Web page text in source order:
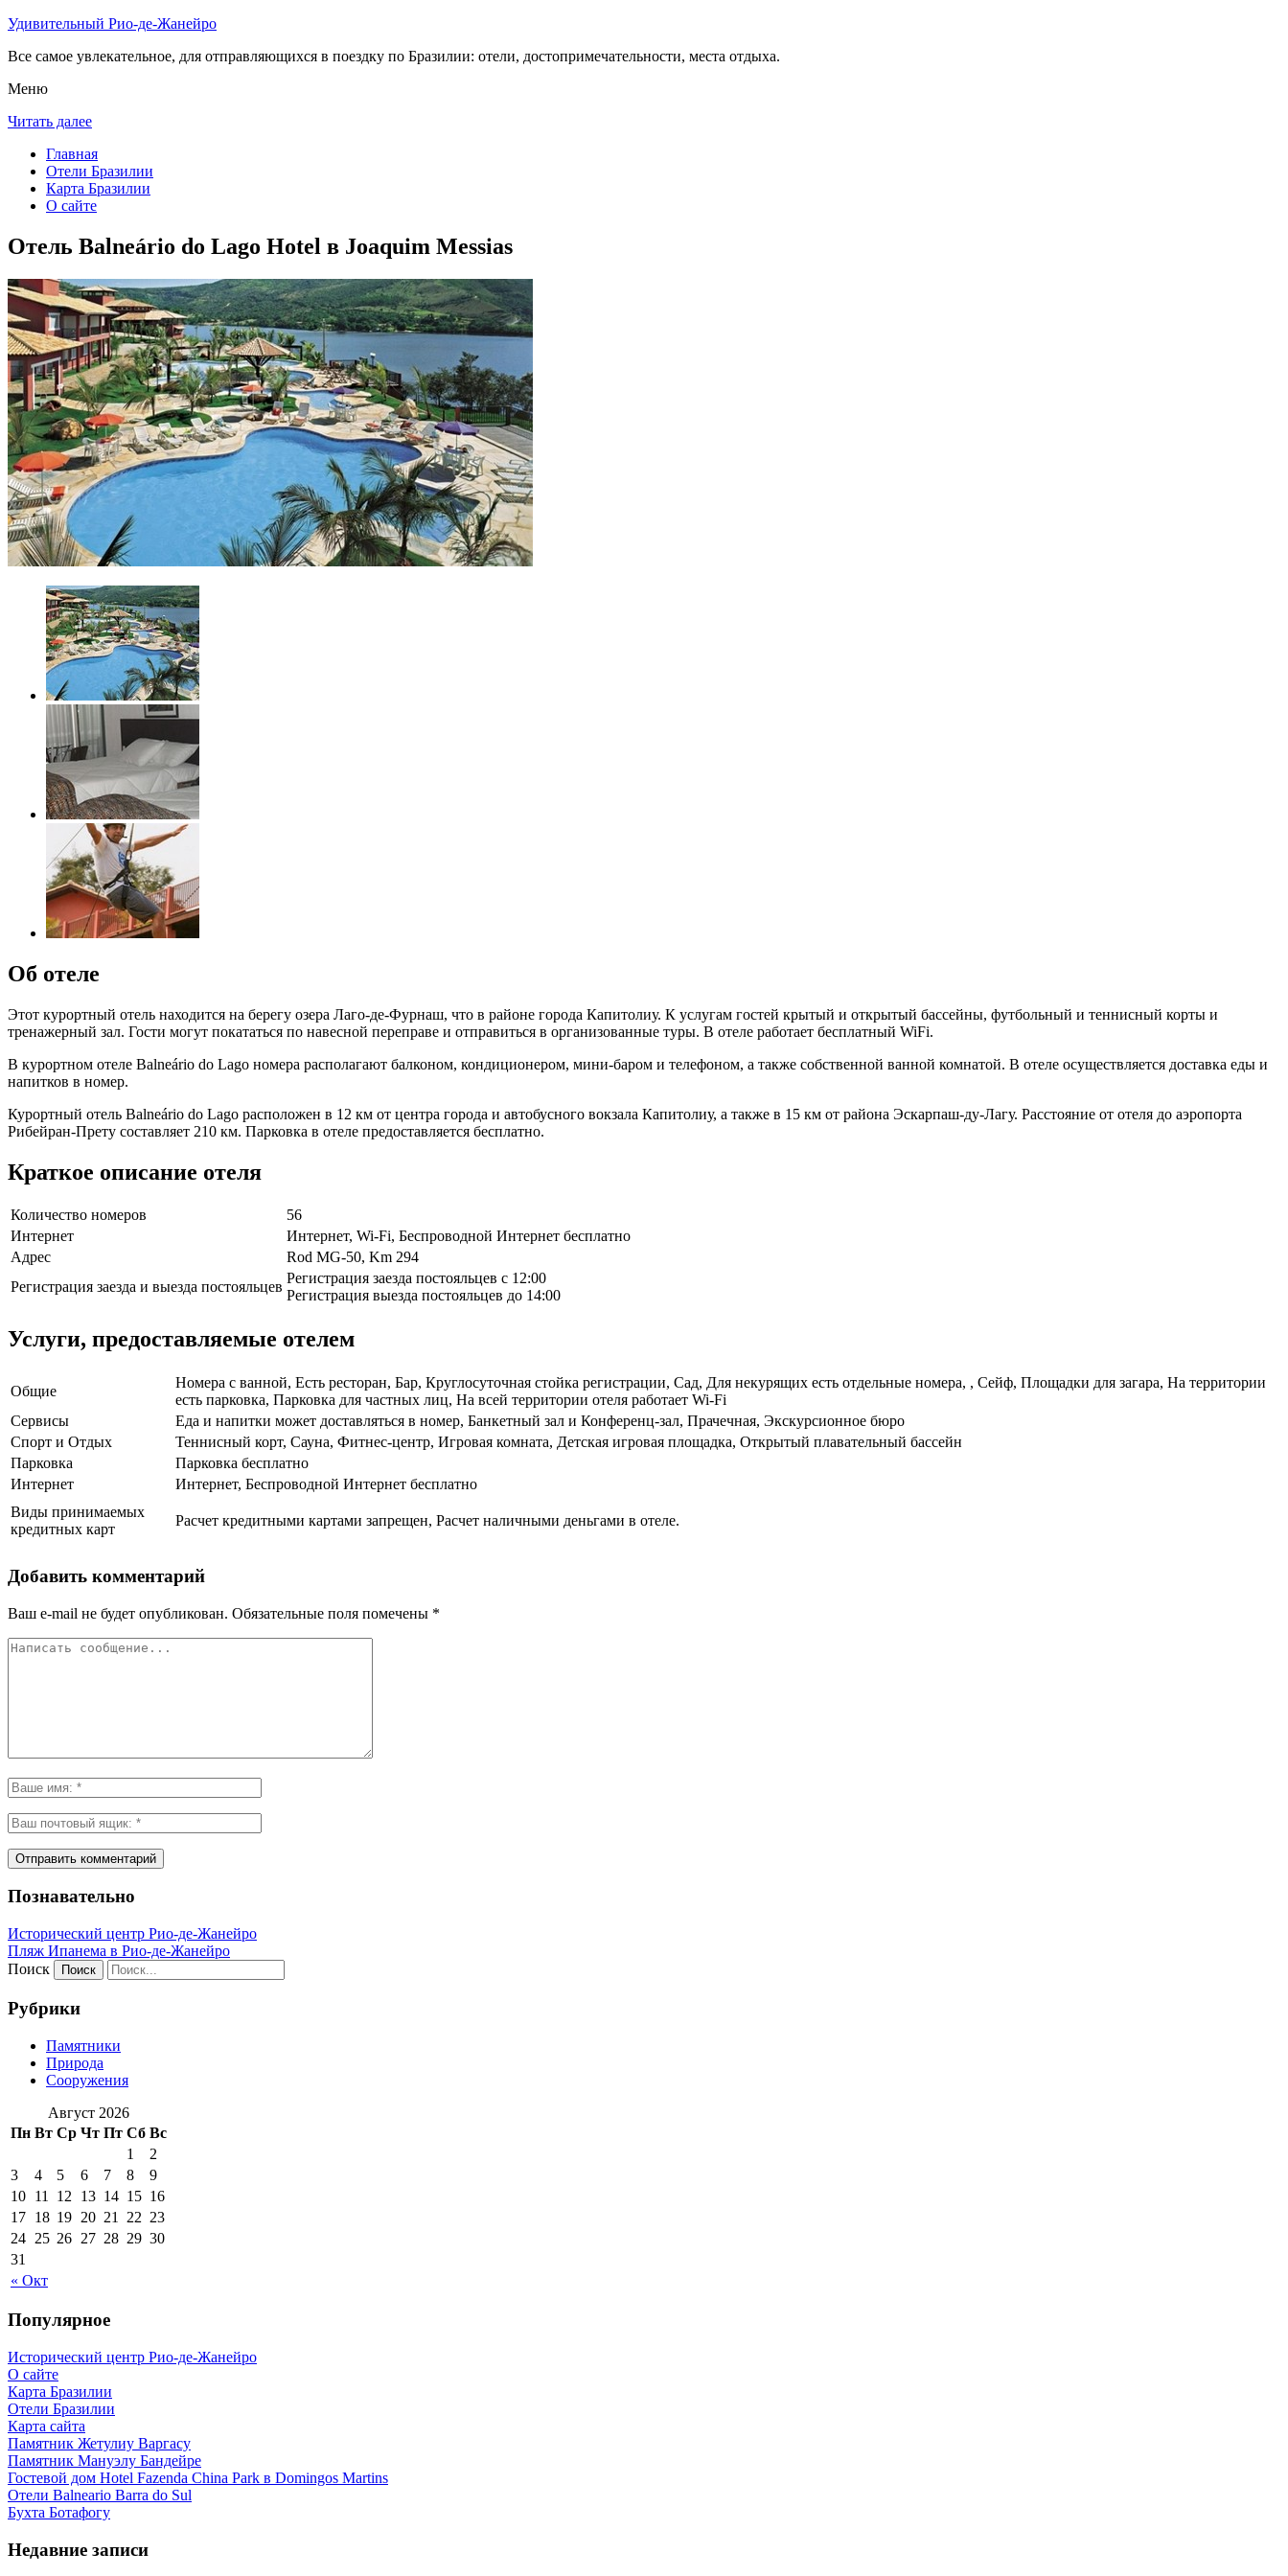
Удивительный Рио-де-Жанейро
Все самое увлекательное, для отправляющихся в поездку по Бразилии: отели, достопримечательности, места отдыха.
Меню
Читать далее
Главная
Отели Бразилии
Карта Бразилии
О сайте
Отель Balneário do Lago Hotel в Joaquim Messias
Об отеле
Этот курортный отель находится на берегу озера Лаго-де-Фурнаш, что в районе города Капитолиу. К услугам гостей крытый и открытый бассейны, футбольный и теннисный корты и
тренажерный зал. Гости могут покататься по навесной переправе и отправиться в организованные туры. В отеле работает бесплатный WiFi.
В курортном отеле Balneário do Lago номера располагают балконом, кондиционером, мини-баром и телефоном, а также собственной ванной комнатой. В отеле осуществляется доставка еды и
напитков в номер.
Курортный отель Balneário do Lago расположен в 12 км от центра города и автобусного вокзала Капитолиу, а также в 15 км от района Эскарпаш-ду-Лагу. Расстояние от отеля до аэропорта
Рибейран-Прету составляет 210 км. Парковка в отеле предоставляется бесплатно.
Краткое описание отеля
Количество номеров
56
Интернет
Интернет, Wi-Fi, Беспроводной Интернет бесплатно
Адрес
Rod MG-50, Km 294
Регистрация заезда и выезда постояльцев
Регистрация заезда постояльцев с 12:00
Регистрация выезда постояльцев до 14:00
Услуги, предоставляемые отелем
Общие
Номера с ванной, Есть ресторан, Бар, Круглосуточная стойка регистрации, Сад, Для некурящих есть отдельные номера, , Сейф, Площадки для загара, На территории
есть парковка, Парковка для частных лиц, На всей территории отеля работает Wi-Fi
Сервисы
Еда и напитки может доставляться в номер, Банкетный зал и Конференц-зал, Прачечная, Экскурсионное бюро
Спорт и Отдых
Теннисный корт, Сауна, Фитнес-центр, Игровая комната, Детская игровая площадка, Открытый плавательный бассейн
Парковка
Парковка бесплатно
Интернет
Интернет, Беспроводной Интернет бесплатно
Виды принимаемых
кредитных карт
Расчет кредитными картами запрещен, Расчет наличными деньгами в отеле.
Добавить комментарий
Ваш e-mail не будет опубликован. Обязательные поля помечены *
Познавательно
Исторический центр Рио-де-Жанейро
Пляж Ипанема в Рио-де-Жанейро
Поиск
Рубрики
Памятники
Природа
Сооружения
Август 2026
Пн Вт Ср Чт Пт Сб Вс
« Окт
1
2
3
4 5 6 7 8
9
10 11 12 13 14 15 16
17 18 19 20 21 22 23
24 25 26 27 28 29 30
31
Популярное
Исторический центр Рио-де-Жанейро
О сайте
Карта Бразилии
Отели Бразилии
Карта сайта
Памятник Жетулиу Варгасу
Памятник Мануэлу Бандейре
Гостевой дом Hotel Fazenda China Park в Domingos Martins
Отели Balneario Barra do Sul
Бухта Ботафогу
Недавние записи